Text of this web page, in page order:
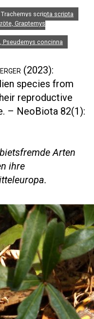
scripta scripta
Graptemys
Pseudemys concinna
(2023):
species from
reproductive
– NeoBiota 82(1):
Arten
ihre